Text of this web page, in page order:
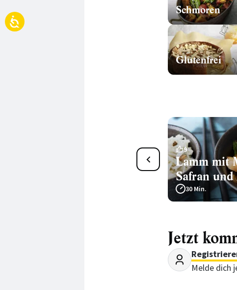
Schmoren
Glutenfrei
Scharfes Schweinefleisch-
9
Lamm mit
Safran
30 Min.
Jetzt
Melde dich